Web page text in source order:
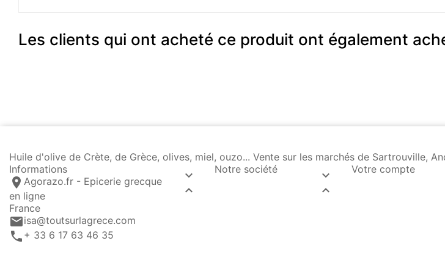
Les clients qui ont acheté ce produit ont également
Huile d'olive de Crète, de Grèce, olives, miel, ouzo... Vente sur les marchés de Sartrouville,
Informations


location_on Agorazo.fr - Epicerie grecque
en ligne
France
emailisa@toutsurlagrece.com
call + 33 6 17 63 46 35
Notre société


Votre compte